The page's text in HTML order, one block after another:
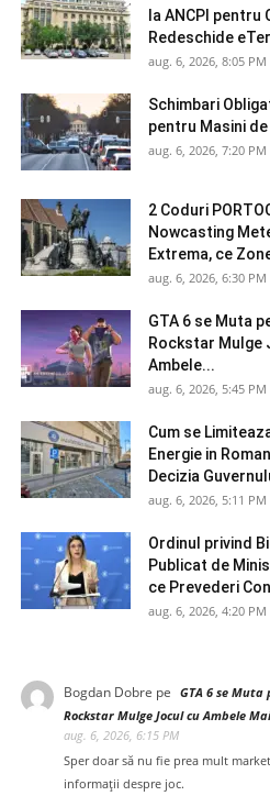
la ANCPI pentru
Redeschide
aug. 6, 2026, 8:05 PM
Schimbari
pentru Masini
aug. 6, 2026, 7:20 PM
2 Coduri
Nowcasting
Extrema, ce
aug. 6, 2026, 6:30 PM
GTA 6 se Muta
Rockstar Mulge
Ambele...
aug. 6, 2026, 5:45 PM
Cum se
Energie in
Decizia
aug. 6, 2026, 5:11 PM
Ordinul privind
Publicat de
ce Prevederi
aug. 6, 2026, 4:20 PM
Bogdan Dobre pe GTA 6 se Muta
Rockstar Mulge Jocul cu Ambele
aug. 6, 2026, 6:15 PM
Sper doar să nu fie prea mult
informații despre joc.